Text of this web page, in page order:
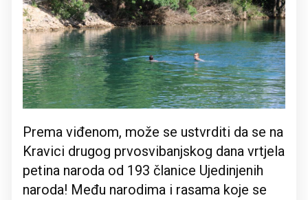
Prema viđenom, može se ustvrditi da se na
Kravici drugog prvosvibanjskog dana vrtjela
petina naroda od 193 članice Ujedinjenih
naroda! Među narodima i rasama koje se